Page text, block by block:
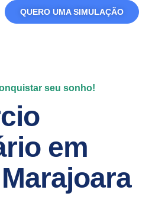
QUERO UMA SIMULAÇÃO
seu sonho!
em